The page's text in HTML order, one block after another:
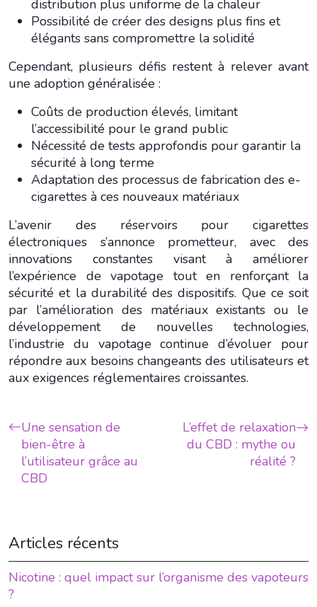
distribution plus uniforme de la chaleur
Possibilité de créer des designs plus fins et
élégants sans compromettre la solidité
Cependant, plusieurs défis restent à relever avant
une adoption généralisée :
Coûts de production élevés, limitant
l’accessibilité pour le grand public
Nécessité de tests approfondis pour garantir la
sécurité à long terme
Adaptation des processus de fabrication des e-
cigarettes à ces nouveaux matériaux
L’avenir des réservoirs pour cigarettes
électroniques s’annonce prometteur, avec des
innovations constantes visant à améliorer
l’expérience de vapotage tout en renforçant la
sécurité et la durabilité des dispositifs. Que ce soit
par l’amélioration des matériaux existants ou le
développement de nouvelles technologies,
l’industrie du vapotage continue d’évoluer pour
répondre aux besoins changeants des utilisateurs et
aux exigences réglementaires croissantes.
Une sensation de
bien-être à
l’utilisateur grâce au
CBD
L’effet de relaxation
du CBD : mythe ou
réalité ?
Articles récents
Nicotine : quel impact sur l’organisme des vapoteurs
?